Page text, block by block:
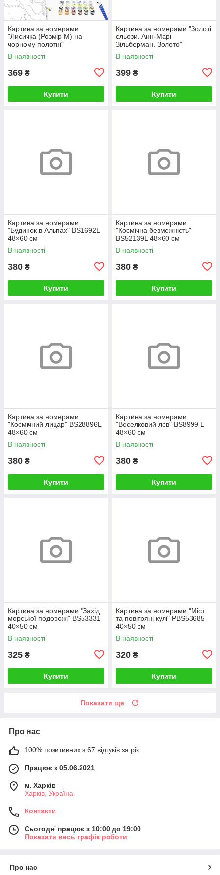
Картина за номерами
"Лисичка (Розмір М) на
чорному полотні"
RCB00126М 30
В наявності
369 ₴
Купити
Картина за номерами "Золоті
сльози. Анн-Марі
Зільберман. Золото"
BS52812L 48×60 см
В наявності
399 ₴
Купити
Картина за номерами
"Будинок в Альпах" BS1692L
48×60 см
В наявності
380 ₴
Купити
Картина за номерами
"Космічна безмежність"
BS52139L 48×60 см
В наявності
380 ₴
Купити
Картина за номерами
"Космічний лицар" BS28896L
48×60 см
В наявності
380 ₴
Купити
Картина за номерами
"Веселковий лев" BS8999 L
48×60 см
В наявності
380 ₴
Купити
Картина за номерами "Захід
морської подорожі" BS53331
40×50 см
В наявності
325 ₴
Купити
Картина за номерами "Міст
та повітряні кулі" PBS53685
40×50 см
В наявності
320 ₴
Купити
Показати ще
Про нас
100% позитивних з 67 відгуків за рік
Працює з 05.06.2021
м. Харків
Харків, Україна
Контакти
Сьогодні працює з 10:00 до 19:00
Показати весь графік роботи
Про нас